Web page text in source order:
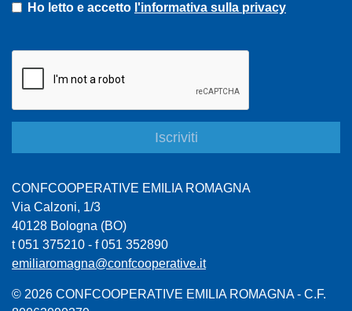
Ho letto e accetto l'informativa sulla privacy
CONFCOOPERATIVE EMILIA ROMAGNA
Via Calzoni, 1/3
40128 Bologna (BO)
t 051 375210 - f 051 352890
emiliaromagna@confcooperative.it
© 2026 CONFCOOPERATIVE EMILIA ROMAGNA - C.F.